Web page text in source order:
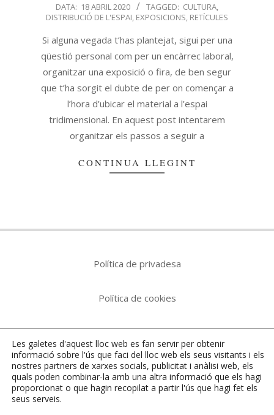
DATA: 18 ABRIL 2020 TAGGED: CULTURA,
DISTRIBUCIÓ DE L'ESPAI, EXPOSICIONS, RETÍCULES
Si alguna vegada t’has plantejat, sigui per una
qüestió personal com per un encàrrec laboral,
organitzar una exposició o fira, de ben segur
que t’ha sorgit el dubte de per on començar a
l’hora d’ubicar el material a l’espai
tridimensional. En aquest post intentarem
organitzar els passos a seguir a
CONTINUA LLEGINT
Política de privadesa
Política de cookies
Avís legal
Tots els articles i imatges, si no s'indica el contrari,
estan sota llicènciaCreative Commonsi pertanyen a
Les galetes d'aquest lloc web es fan servir per obtenir
informació sobre l'ús que faci del lloc web els seus visitants i els
nostres partners de xarxes socials, publicitat i anàlisi web, els
quals poden combinar-la amb una altra informació que els hagi
proporcionat o que hagin recopilat a partir l'ús que hagi fet els
seus serveis.